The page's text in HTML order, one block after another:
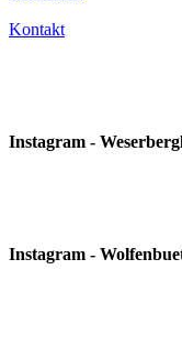
Kontakt
Instagram -
Instagram -